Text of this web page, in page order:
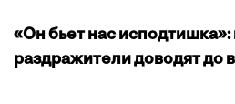
«Он бьет нас
раздражители доводят до